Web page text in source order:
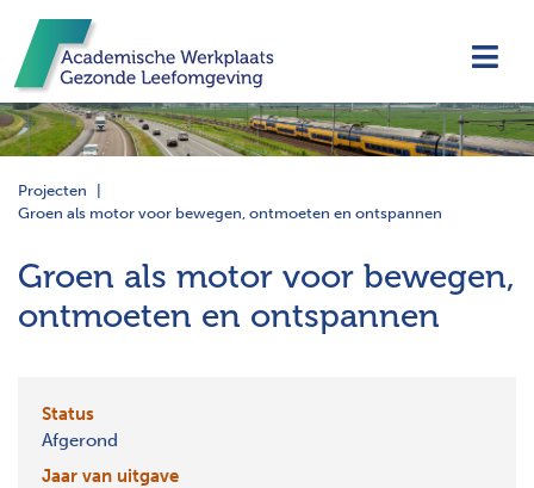
Projecten
Groen als motor voor bewegen, ontmoeten en ontspannen
Groen als motor voor bewegen,
ontmoeten en ontspannen
Status
Afgerond
Jaar van uitgave